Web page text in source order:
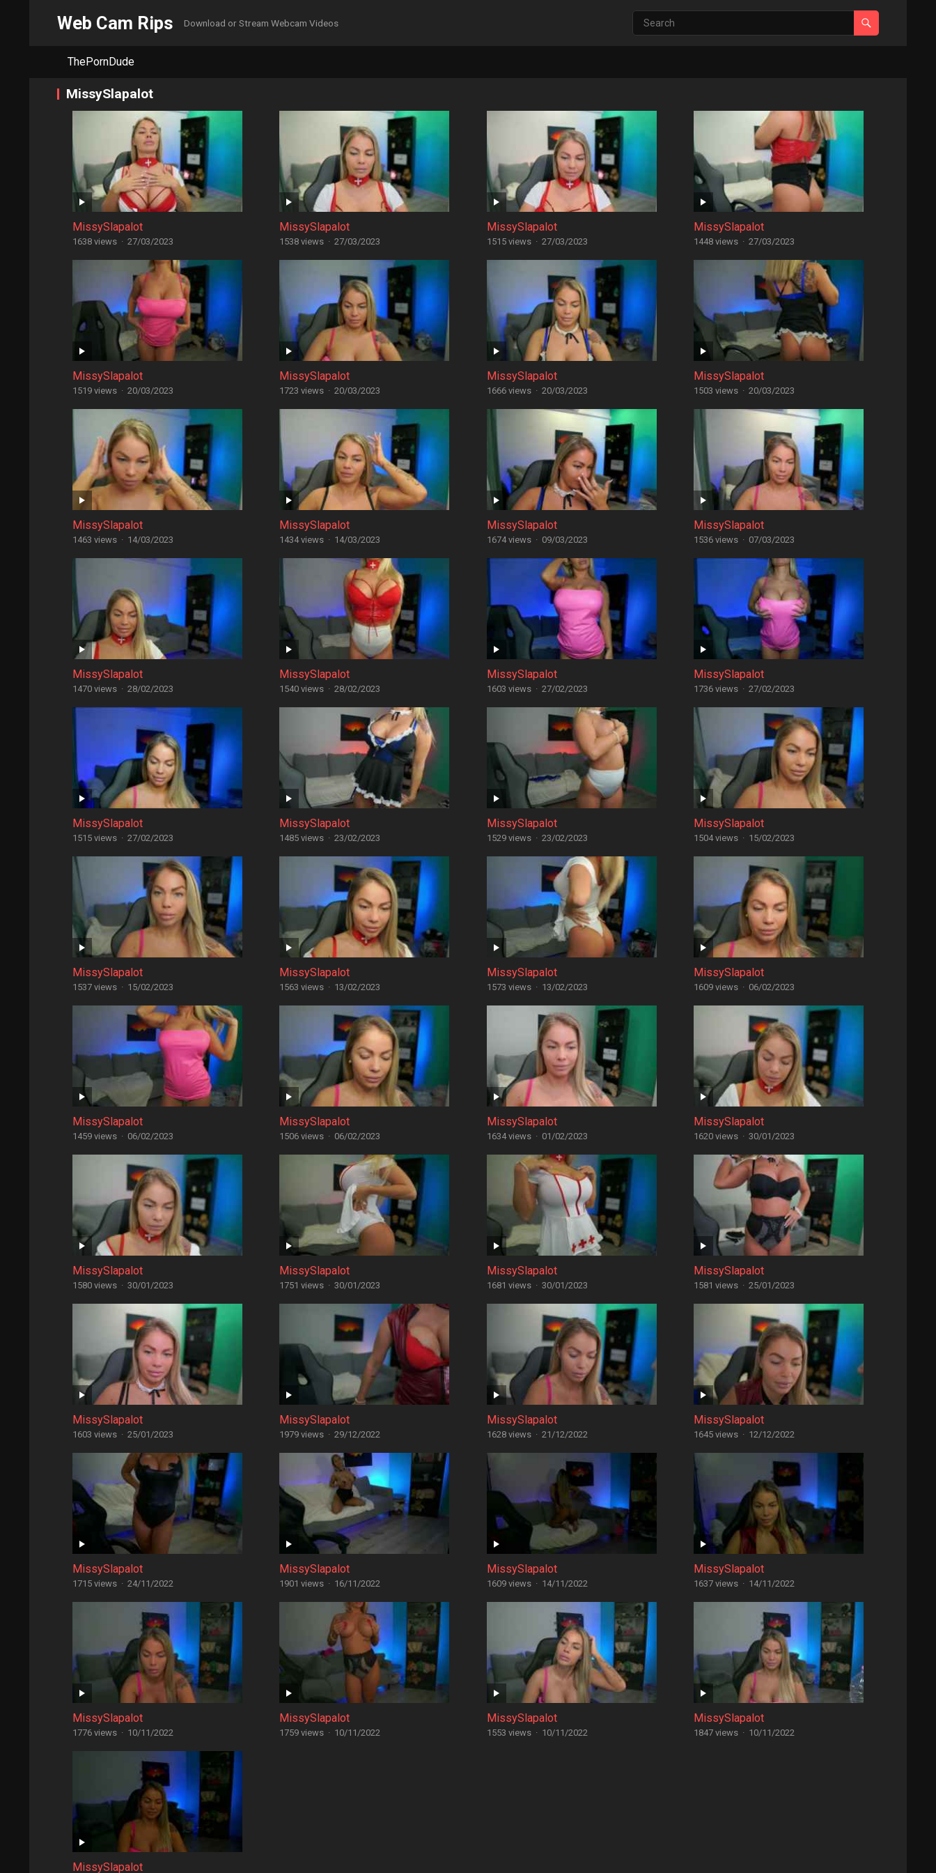
Web Cam Rips Download or Stream Webcam Videos
ThePornDude
MissySlapalot
MissySlapalot
1638 views · 27/03/2023
MissySlapalot
1538 views · 27/03/2023
MissySlapalot
1515 views · 27/03/2023
MissySlapalot
1448 views · 27/03/2023
MissySlapalot
1519 views · 20/03/2023
MissySlapalot
1723 views · 20/03/2023
MissySlapalot
1666 views · 20/03/2023
MissySlapalot
1503 views · 20/03/2023
MissySlapalot
1463 views · 14/03/2023
MissySlapalot
1434 views · 14/03/2023
MissySlapalot
1674 views · 09/03/2023
MissySlapalot
1536 views · 07/03/2023
MissySlapalot
1470 views · 28/02/2023
MissySlapalot
1540 views · 28/02/2023
MissySlapalot
1603 views · 27/02/2023
MissySlapalot
1736 views · 27/02/2023
MissySlapalot
1515 views · 27/02/2023
MissySlapalot
1485 views · 23/02/2023
MissySlapalot
1529 views · 23/02/2023
MissySlapalot
1504 views · 15/02/2023
MissySlapalot
1537 views · 15/02/2023
MissySlapalot
1563 views · 13/02/2023
MissySlapalot
1573 views · 13/02/2023
MissySlapalot
1609 views · 06/02/2023
MissySlapalot
1459 views · 06/02/2023
MissySlapalot
1506 views · 06/02/2023
MissySlapalot
1634 views · 01/02/2023
MissySlapalot
1620 views · 30/01/2023
MissySlapalot
1580 views · 30/01/2023
MissySlapalot
1751 views · 30/01/2023
MissySlapalot
1681 views · 30/01/2023
MissySlapalot
1581 views · 25/01/2023
MissySlapalot
1603 views · 25/01/2023
MissySlapalot
1979 views · 29/12/2022
MissySlapalot
1628 views · 21/12/2022
MissySlapalot
1645 views · 12/12/2022
MissySlapalot
1715 views · 24/11/2022
MissySlapalot
1901 views · 16/11/2022
MissySlapalot
1609 views · 14/11/2022
MissySlapalot
1637 views · 14/11/2022
MissySlapalot
1776 views · 10/11/2022
MissySlapalot
1759 views · 10/11/2022
MissySlapalot
1553 views · 10/11/2022
MissySlapalot
1847 views · 10/11/2022
MissySlapalot